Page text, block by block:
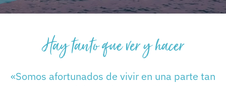
Hay tanto que ver y hacer
«Somos afortunados de vivir en una parte tan